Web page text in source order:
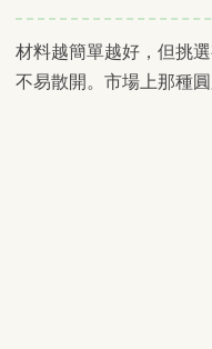
材料越簡單越好，但挑
不易散開。市場上那種